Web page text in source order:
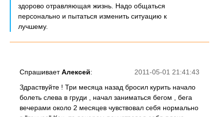
здорово отравляющая жизнь. Надо общаться
персонально и пытаться изменить ситуацию к
лучшему.
2011-05-01 21:41:43
СпрашиваетАлексей:
Здраствуйте ! Три месяца назад бросил курить начало
болеть слева в груди , начал заниматься бегом , бега
вечерами около 2 месяцев чувствовал себя нормально